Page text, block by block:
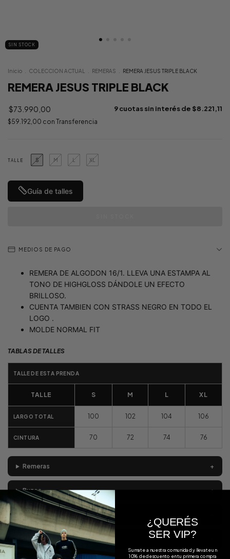
SIN STOCK
Inicio COLECCION ACTUAL REMERAS REMERA JESUS TRIPLE BLACK
REMERA JESUS TRIPLE BLACK
$73.990,00 9cuotas sin interés de $8.221,11
$59.192,00 con Transferencia
TALLE S M L XL
Guía de talles
MEDIOS DE PAGO
REMERA DE ALGODON 16/1. LLEVA UNA ESTAMPA AL
TONO DE HIGHGLOSS DÁNDOLE UN EFECTO
BRILLOSO.
CUENTA TAMBIEN CON STRASS NEGRO EN TODO EL
LOGO .
MOLDE NORMAL FIT
TABLAS DE TALLES
TALLE DE ESTA PRENDA
TALLE S M L XL
LARGO TOTAL 100 102 104 106
CINTURA 70 72 74 76
Remeras
Buzos
Pantalón
Bermudas
¿QUERÉS
SER VIP?
Sumate a nuestra comunidad y llevate un
10% de descuento en tu primera compra